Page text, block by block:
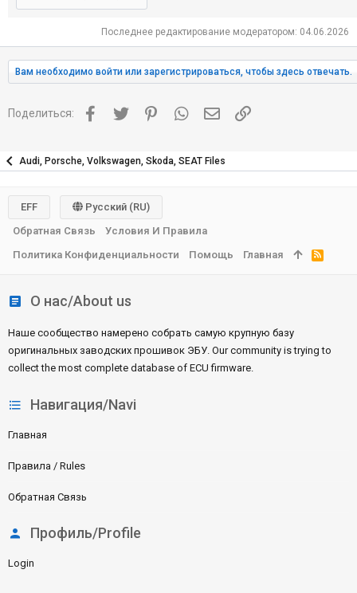
Последнее редактирование модератором: 04.06.2026
Вам необходимо войти или зарегистрироваться, чтобы здесь отвечать.
Поделиться: Facebook
Twitter PinterestWhatsAppЭлектронная почта
Ссылка
Audi, Porsche, Volkswagen, Skoda, SEAT Files
О нас/About us
Наше сообщество намерено собрать самую крупную базу
оригинальных заводских прошивок ЭБУ. Our community is trying to
collect the most complete database of ECU firmware.
Навигация/Navi
Главная
Правила / Rules
Обратная Связь
Профиль/Profile
Login
EFF
Русский (RU)
Обратная Связь
Условия И Правила
Политика Конфиденциальности
Помощь Главная
R
S